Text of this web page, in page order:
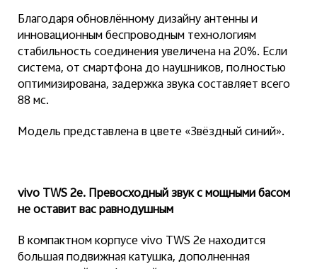
Благодаря обновлённому дизайну антенны и
инновационным беспроводным технологиям
стабильность соединения увеличена на 20%. Если
система, от смартфона до наушников, полностью
оптимизирована, задержка звука составляет всего
88 мс.
Модель представлена в цвете «Звёздный синий».
vivo TWS 2e. Превосходный звук с мощными басом
не оставит вас равнодушным
В компактном корпусе vivo TWS 2e находится
большая подвижная катушка, дополненная